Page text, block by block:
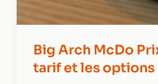
Big Arch McDo
tarif et les options